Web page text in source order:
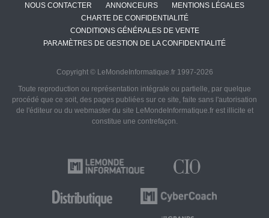
NOUS CONTACTER ANNONCEURS
MENTIONS LÉGALES
CHARTE DE CONFIDENTIALITÉ
CONDITIONS GÉNÉRALES DE VENTE
PARAMÈTRES DE GESTION DE LA CONFIDENTIALITÉ
Copyright © LeMondeInformatique.fr 1997-2026
Toute reproduction ou représentation intégrale ou partielle, par quelque
procédé que ce soit, des pages publiées sur ce site, faite sans l'autorisation
de l'éditeur ou du webmaster du site LeMondeInformatique.fr est illicite et
constitue une contrefaçon.